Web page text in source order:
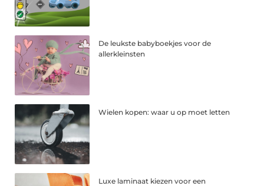
De leukste babyboekjes voor de
allerkleinsten
Wielen kopen: waar u op moet letten
Luxe laminaat kiezen voor een